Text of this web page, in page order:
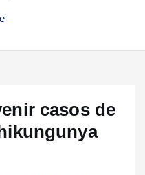
casos de